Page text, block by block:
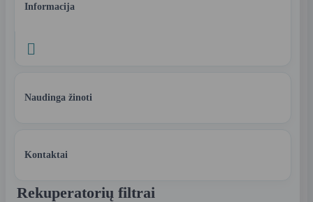
Informacija

Naudinga žinoti
Kontaktai
Rekuperatorių filtrai